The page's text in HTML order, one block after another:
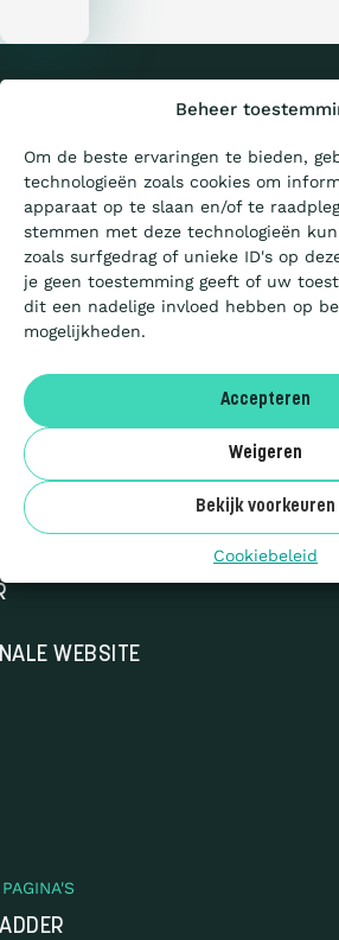
Beheer
Om de beste ervaringen te bieden,
technologieën zoals cookies om
apparaat op te slaan en/of te
stemmen met deze technologieën
zoals surfgedrag of unieke ID's op
je geen toestemming geeft of uw
dit een nadelige invloed hebben op
mogelijkheden.
Accepteren
Weigeren
Bekijk voorkeuren
Cookiebeleid
WEBSITE
© 2026 CO₂-
Prestatieladder
Sitemap
Wat is de
Artikels
FR
Benor